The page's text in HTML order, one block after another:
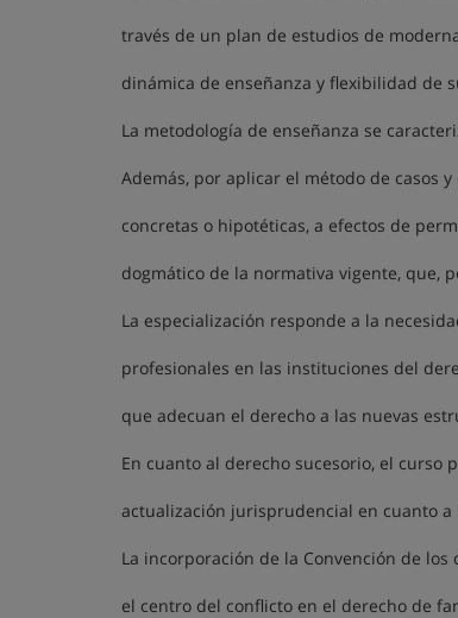
través de un plan de estudios de
dinámica de enseñanza y flexibilidad de
La metodología de enseñanza se
Además, por aplicar el método de casos
concretas o hipotéticas, a efectos de
dogmático de la normativa vigente, que,
La especialización responde a la
profesionales en las instituciones del
que adecuan el derecho a las nuevas
En cuanto al derecho sucesorio, el curso
actualización jurisprudencial en cuanto
La incorporación de la Convención de
el centro del conflicto en el derecho de